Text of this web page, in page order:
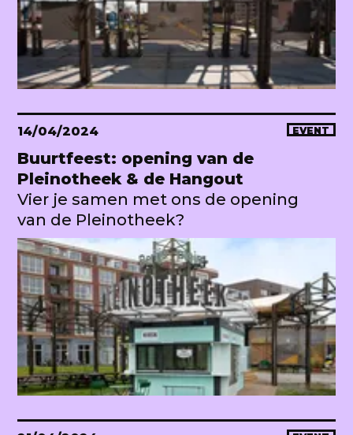
14/04/2024 EVENT
Buurtfeest: opening van de
Pleinotheek & de Hangout
Vier je samen met ons de opening
van de Pleinotheek?